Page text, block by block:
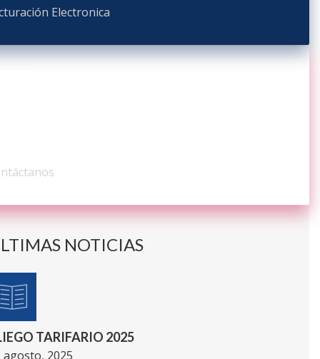
Electronica
NOTICIAS
TARIFARIO 2025
agosto, 2025